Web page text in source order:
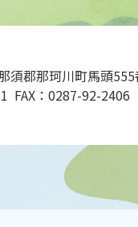
須郡那珂川町馬頭
FAX：0287-92-2406